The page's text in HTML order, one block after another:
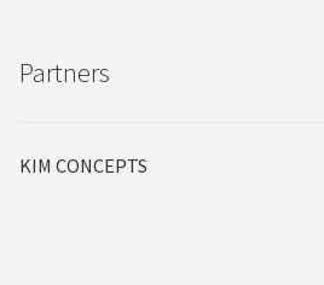
Partners
KIM CONCEPTS